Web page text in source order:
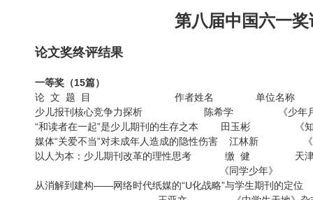
第八届中国六一
论文奖终评结果
一等奖（15篇）
论 文 题 目 作者姓名 单位
少儿报刊核心竞争力探析 陈希学 《少年
“和读者在一起”是少儿期刊的生存之本 田玉彬 《
媒体“关爱不当”对未成年人造成的隐性伤害 江林
以人为本：少儿期刊改革的理性思考 缴 健
《同学少年》
从消解到建构——网络时代纸媒的“U化战略”与学